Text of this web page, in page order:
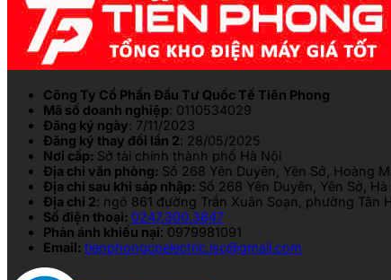
Công Ty Cổ Phần Đầu Tư Quốc Tế Tiên Phong
Mã số doanh nghiệp: 0110534029
Đăng ký ngày: 7/11/2023
Đăng ký thay đổi lần 2: 28/05/2025
Nơi cấp: Sở tài chính thành phố Hà Nội
Địa chỉ văn phòng: Số 268 Yên Duyên, Yên Sở, Hoàng
Địa chỉ sau khi sáp nhập: Số 268 Yên Duyên, Yên Sở, Hà
Địa chỉ 2: ngõ 861 đường Trần Xuân Soạn, phường Tân
Số điện thoại: 0247.300.3847
Phản ánh khiếu nại: 0979981091
Email: tienphongcpelectric.jsc@gmail.com